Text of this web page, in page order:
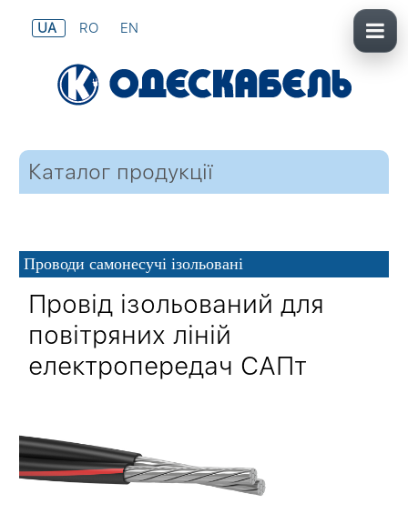
UA RO EN
Каталог продукції
Проводи самонесучі ізольовані
Провід ізольований для
повітряних ліній
електропередач САПт